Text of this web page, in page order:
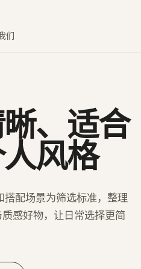
们
、适合
风格
配场景为筛选标准，整理
感好物，让日常选择更简